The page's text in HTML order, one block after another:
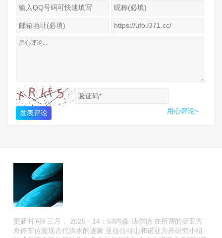
发表评论 用心评论~
更新时间9 三月， 2025 - 14：53内森·法尔德 在所谓的挪亚方
舟停车位发现古代洪水的迹象 亚拉拉特山和诺亚方舟研究小组